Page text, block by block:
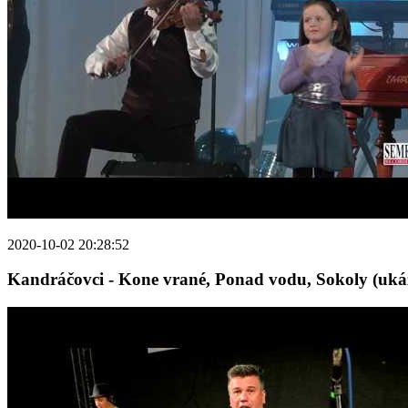
2020-10-02 20:28:52
Kandráčovci - Kone vrané, Ponad vodu, Sokoly